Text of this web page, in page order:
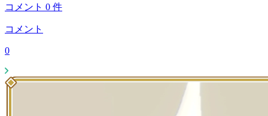
コメント 0 件
コメント
0